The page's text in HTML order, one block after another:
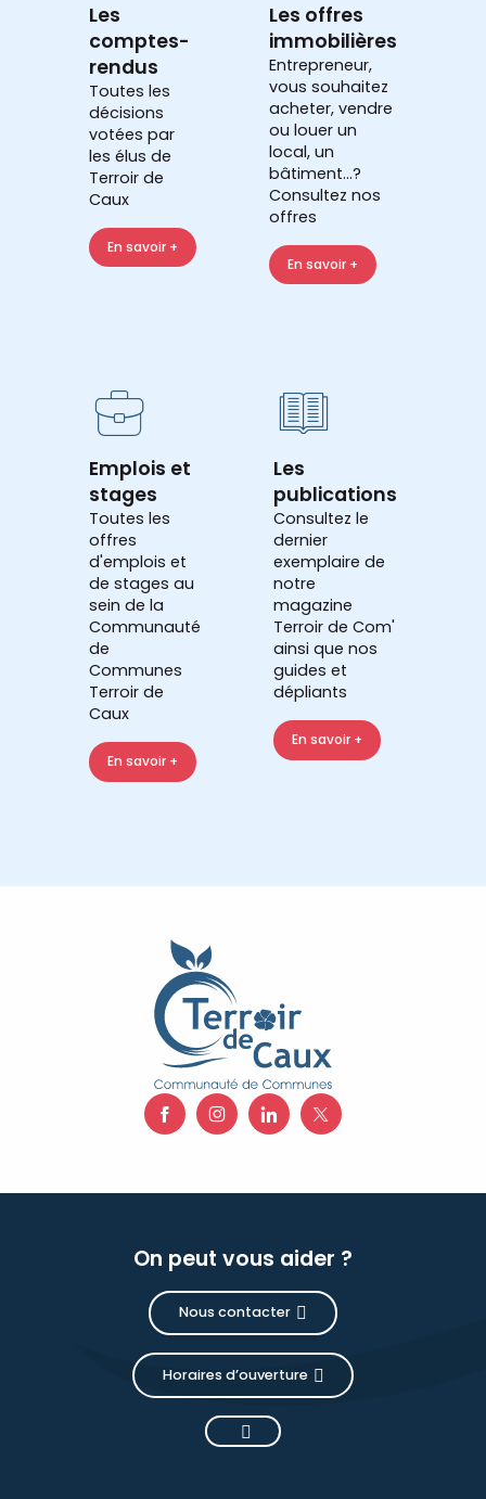
Les
comptes-
rendus
Toutes les
décisions
votées par
les élus de
Terroir de
Caux
En savoir +
Les offres
immobilières
Entrepreneur,
vous souhaitez
acheter, vendre
ou louer un
local, un
bâtiment...?
Consultez nos
offres
En savoir +
Emplois et
stages
Toutes les
offres
d'emplois et
de stages au
sein de la
Communauté
de
Communes
Terroir de
Caux
En savoir +
Les
publications
Consultez le
dernier
exemplaire de
notre
magazine
Terroir de Com'
ainsi que nos
guides et
dépliants
En savoir +
On peut vous aider ?
Nous contacter
Horaires d’ouverture